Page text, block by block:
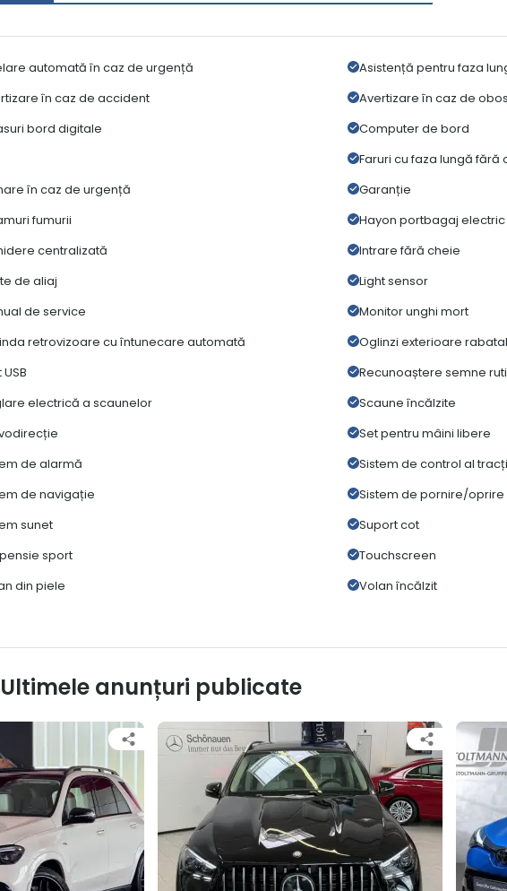
automată în caz de urgență
Asistență pentru faza
în caz de accident
Avertizare în caz de
bord digitale
Computer de bord
Faruri cu faza lungă fără
în caz de urgență
Garanție
fumurii
Hayon portbagaj electric
centralizată
Intrare fără cheie
de aliaj
Light sensor
de service
Monitor unghi mort
retrovizoare cu întunecare automată
Oglinzi exterioare
Recunoaștere semne
electrică a scaunelor
Scaune încălzite
Set pentru mâini libere
de alarmă
Sistem de control al
de navigație
Sistem de pornire/
sunet
Suport cot
sport
Touchscreen
din piele
Volan încălzit
Ultimele anunțuri publicate